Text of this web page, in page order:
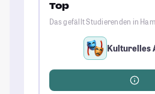
Top
Das gefällt Studierenden in
Kulturelles